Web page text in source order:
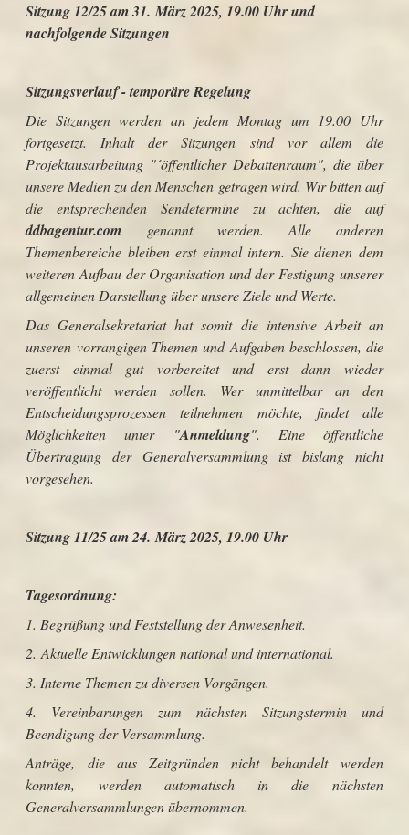
Sitzung 12/25 am 31. März 2025, 19.00 Uhr und
nachfolgende Sitzungen
Sitzungsverlauf - temporäre Regelung
Die Sitzungen werden an jedem Montag um 19.00 Uhr
fortgesetzt. Inhalt der Sitzungen sind vor allem die
Projektausarbeitung "´öffentlicher Debattenraum", die über
unsere Medien zu den Menschen getragen wird. Wir bitten auf
die entsprechenden Sendetermine zu achten, die auf
ddbagentur.com genannt werden. Alle anderen
Themenbereiche bleiben erst einmal intern. Sie dienen dem
weiteren Aufbau der Organisation und der Festigung unserer
allgemeinen Darstellung über unsere Ziele und Werte.
Das Generalsekretariat hat somit die intensive Arbeit an
unseren vorrangigen Themen und Aufgaben beschlossen, die
zuerst einmal gut vorbereitet und erst dann wieder
veröffentlicht werden sollen. Wer unmittelbar an den
Entscheidungsprozessen teilnehmen möchte, findet alle
Möglichkeiten unter "Anmeldung". Eine öffentliche
Übertragung der Generalversammlung ist bislang nicht
vorgesehen.
Sitzung 11/25 am 24. März 2025, 19.00 Uhr
Tagesordnung:
1. Begrüßung und Feststellung der Anwesenheit.
2. Aktuelle Entwicklungen national und international.
3. Interne Themen zu diversen Vorgängen.
4. Vereinbarungen zum nächsten Sitzungstermin und
Beendigung der Versammlung.
Anträge, die aus Zeitgründen nicht behandelt werden
konnten, werden automatisch in die nächsten
Generalversammlungen übernommen.